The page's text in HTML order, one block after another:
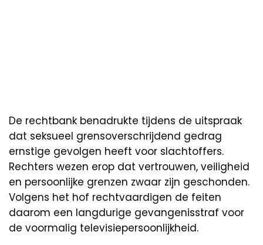
De rechtbank benadrukte tijdens de uitspraak
dat seksueel grensoverschrijdend gedrag
ernstige gevolgen heeft voor slachtoffers.
Rechters wezen erop dat vertrouwen, veiligheid
en persoonlijke grenzen zwaar zijn geschonden.
Volgens het hof rechtvaardigen de feiten
daarom een langdurige gevangenisstraf voor
de voormalig televisiepersoonlijkheid.